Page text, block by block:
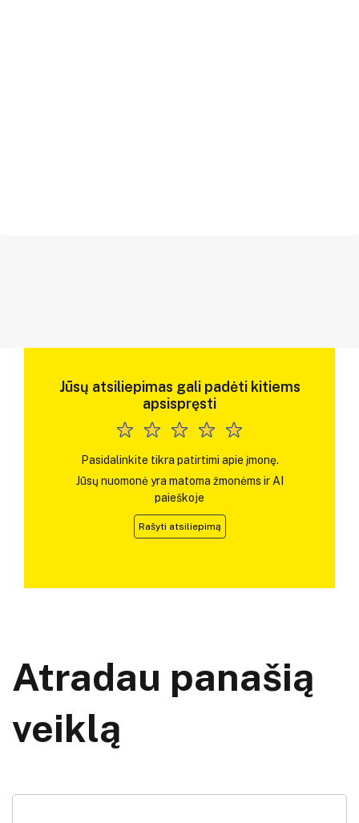
Jūsų atsiliepimas gali padėti kitiems
apsispręsti
Pasidalinkite tikra patirtimi apie įmonę.
Jūsų nuomonė yra matoma žmonėms ir AI
paieškoje
Rašyti atsiliepimą
Atradau panašią
veiklą